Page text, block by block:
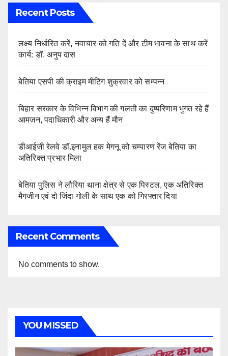
Recent Posts
लक्ष्य निर्धारित करें, नवाचार को गति दें और टीम भावना के साथ करें
कार्य: डॉ. अनुप दास
बेतिया एसपी की क्राइम मीटिंग शुक्रवार को सम्पन्न
बिहार सरकार के विभिन्न विभाग की गलती का दुष्परिणाम भुगत रहे हैं
आमजन, पदाधिकारी और अन्य हैं मौन
डीआईजी रेलवे डॉ.इनामुल हक मेगनू को चम्पारण रेंज बेतिया का
अतिरिक्त प्रभार मिला
बेतिया पुलिस ने लौरिया थाना क्षेत्र से एक पिस्टल, एक अतिरिक्त
मैगजीन एवं दो जिंदा गोली के साथ एक को गिरफ्तार दिया
Recent Comments
No comments to show.
YOU MISSED